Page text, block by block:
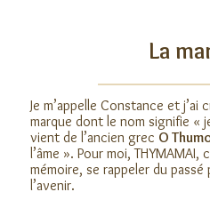
La
Je m’appelle Constance et j’ai
marque dont le nom signifie «
vient de l’ancien grec O
l’âme ». Pour moi,
mémoire, se rappeler du
l’avenir.